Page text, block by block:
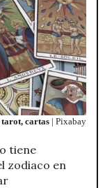
cartas | Pixabay
zodiaco en